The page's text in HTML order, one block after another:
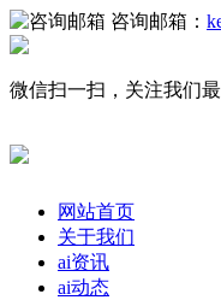
咨询邮箱：
微信扫一扫，关注我们
网站首页
关于我们
ai资讯
ai动态